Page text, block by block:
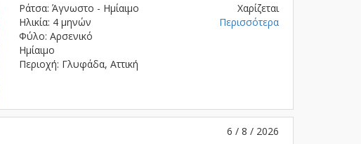
Ράτσα: Άγνωστο - Ημίαιμο
Ηλικία: 4 μηνών
Φύλο: Αρσενικό
Ημίαιμο
Περιοχή: Γλυφάδα, Αττική
Χαρίζεται
Περισσότερα
6 / 8 / 2026